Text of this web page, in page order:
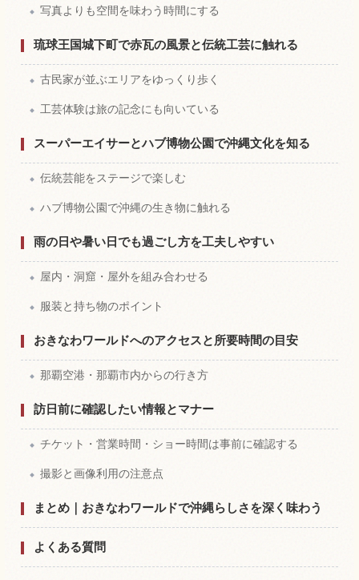
写真よりも空間を味わう時間にする
琉球王国城下町で赤瓦の風景と伝統工芸に触れる
古民家が並ぶエリアをゆっくり歩く
工芸体験は旅の記念にも向いている
スーパーエイサーとハブ博物公園で沖縄文化を知る
伝統芸能をステージで楽しむ
ハブ博物公園で沖縄の生き物に触れる
雨の日や暑い日でも過ごし方を工夫しやすい
屋内・洞窟・屋外を組み合わせる
服装と持ち物のポイント
おきなわワールドへのアクセスと所要時間の目安
那覇空港・那覇市内からの行き方
訪日前に確認したい情報とマナー
チケット・営業時間・ショー時間は事前に確認する
撮影と画像利用の注意点
まとめ｜おきなわワールドで沖縄らしさを深く味わう
よくある質問